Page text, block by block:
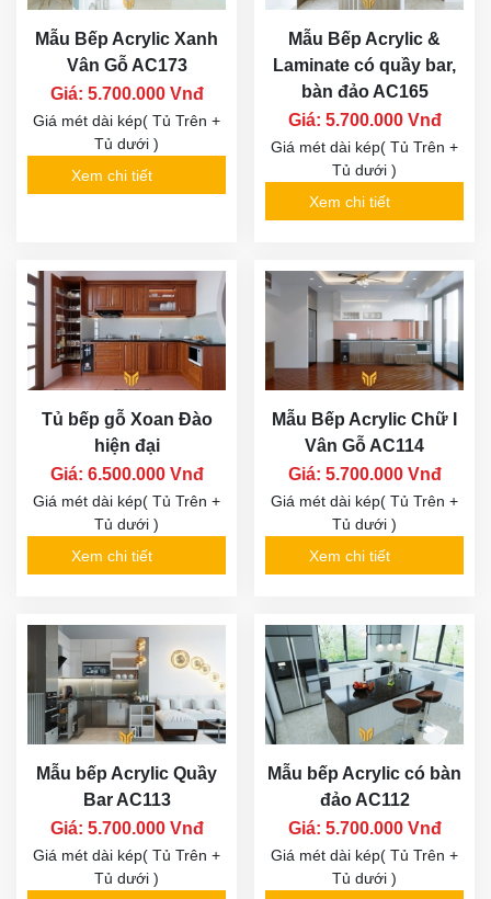
Mẫu Bếp Acrylic Xanh
Vân Gỗ AC173
Giá: 5.700.000 Vnđ
Giá mét dài kép( Tủ Trên +
Tủ dưới )
Xem chi tiết
Mẫu Bếp Acrylic &
Laminate có quầy bar,
bàn đảo AC165
Giá: 5.700.000 Vnđ
Giá mét dài kép( Tủ Trên +
Tủ dưới )
Xem chi tiết
Tủ bếp gỗ Xoan Đào
hiện đại
Giá: 6.500.000 Vnđ
Giá mét dài kép( Tủ Trên +
Tủ dưới )
Xem chi tiết
Mẫu Bếp Acrylic Chữ I
Vân Gỗ AC114
Giá: 5.700.000 Vnđ
Giá mét dài kép( Tủ Trên +
Tủ dưới )
Xem chi tiết
Mẫu bếp Acrylic Quầy
Bar AC113
Giá: 5.700.000 Vnđ
Giá mét dài kép( Tủ Trên +
Tủ dưới )
Mẫu bếp Acrylic có bàn
đảo AC112
Giá: 5.700.000 Vnđ
Giá mét dài kép( Tủ Trên +
Tủ dưới )